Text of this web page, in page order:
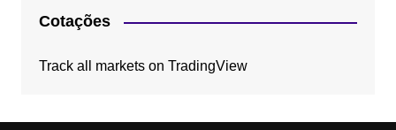
Cotações
Track all markets on TradingView